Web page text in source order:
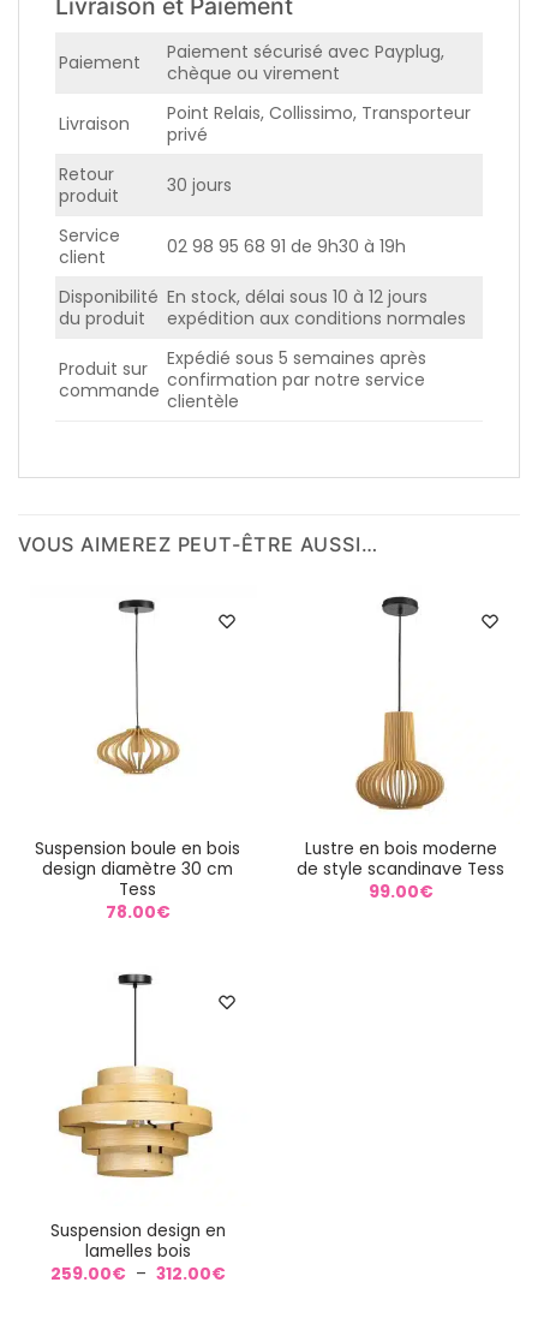
Paiement
Paiement sécurisé avec Payplug,
chèque ou virement
Livraison
Point Relais, Collissimo, Transporteur
privé
Retour
produit
30 jours
Service
client
02 98 95 68 91 de 9h30 à 19h
Disponibilité
du produit
En stock, délai sous 10 à 12 jours
expédition aux conditions normales
Produit sur
commande
Expédié sous 5 semaines après
confirmation par notre service
clientèle
VOUS AIMEREZ PEUT-ÊTRE AUSSI…
Suspension boule en bois
design diamètre 30 cm
Tess
78.00€
Lustre en bois moderne
de style scandinave Tess
99.00€
Suspension design en
lamelles bois
259.00€ – 312.00€Plage